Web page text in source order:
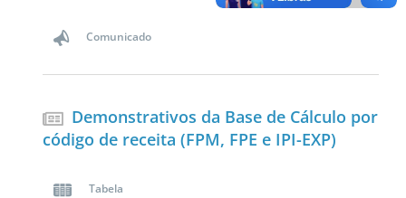
Comunicado
Demonstrativos da Base de Cálculo por
código de receita (FPM, FPE e IPI-EXP)
Tabela